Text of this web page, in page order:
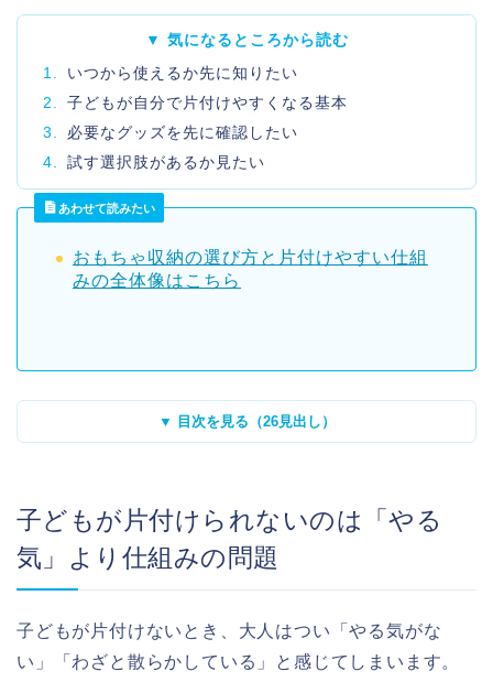
▼ 気になるところから読む
1.
いつから使えるか先に知りたい
2.
子どもが自分で片付けやすくなる基本
3.
必要なグッズを先に確認したい
4.
試す選択肢があるか見たい
あわせて読みたい
おもちゃ収納の選び方と片付けやすい仕組
みの全体像はこちら
▼ 目次を見る（26見出し）
子どもが片付けられないのは「やる
気」より仕組みの問題
子どもが片付けないとき、大人はつい「やる気がな
い」「わざと散らかしている」と感じてしまいます。